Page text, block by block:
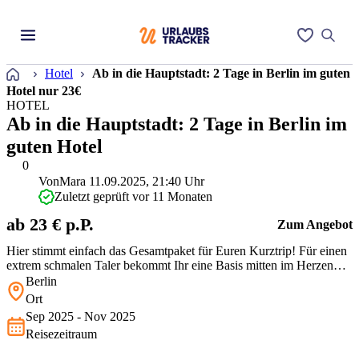
Startseite
Hotel
Ab in die Hauptstadt: 2 Tage in Berlin im guten
Hotel nur 23€
0
HOTEL
Ab in die Hauptstadt: 2 Tage in Berlin im
guten Hotel
Hier stimmt einfach das Gesamtpaket für Euren Kurztrip! Für einen
extrem schmalen Taler bekommt Ihr eine Basis mitten im Herzen
des Szeneviertels Friedrichshain. Perfekt, um von hier aus das
authentische Berlin zu erleben, mit angesagten Bars direkt vor der
VonMara 11.09.2025, 21:40 Uhr
Zuletzt geprüft vor 11 Monaten
ab 23 € p.P. Zum Angebot
Berlin
Ort
Sep 2025 - Nov 2025
Reisezeitraum